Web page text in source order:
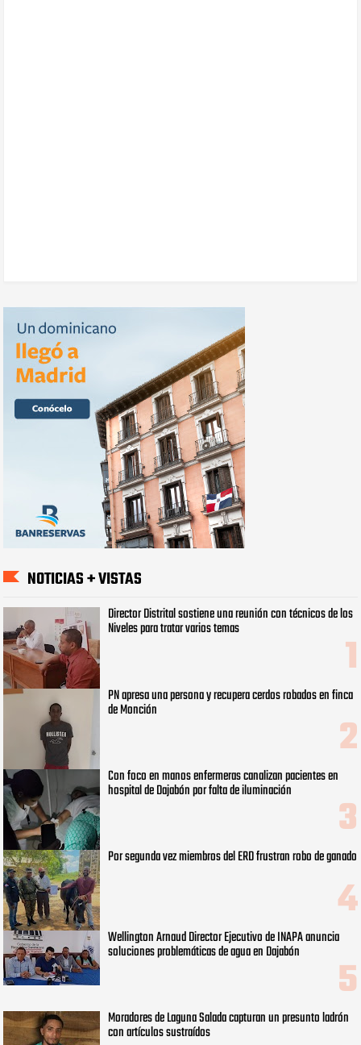
NOTICIAS + VISTAS
Director Distrital sostiene una reunión con técnicos de los
Niveles para tratar varios temas
PN apresa una persona y recupera cerdos robados en finca
de Monción
Con foco en manos enfermeras canalizan pacientes en
hospital de Dajabón por falta de iluminación
Por segunda vez miembros del ERD frustran robo de ganado
Wellington Arnaud Director Ejecutivo de INAPA anuncia
soluciones problemáticas de agua en Dajabón
Moradores de Laguna Salada capturan un presunto ladrón
con artículos sustraídos